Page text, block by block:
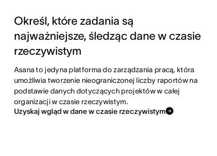
Określ, które zadania są
najważniejsze, śledząc dane w czasie
rzeczywistym
Asana to jedyna platforma do zarządzania pracą, która
umożliwia tworzenie nieograniczonej liczby raportów na
podstawie danych dotyczących projektów w całej
organizacji w czasie rzeczywistym.
Uzyskaj wgląd w dane w czasie rzeczywistym